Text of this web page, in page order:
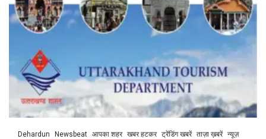
Dehardun Newsbeat आपका शहर खबर हटकर ट्रेंडिंग खबरें ताज़ा ख़बरें न्यूज़